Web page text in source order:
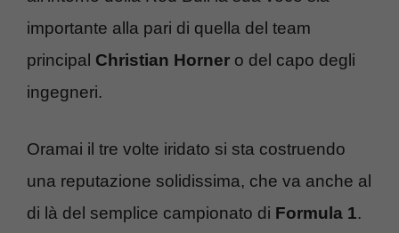
importante alla pari di quella del team
principal Christian Horner o del capo degli
ingegneri.
Oramai il tre volte iridato si sta costruendo
una reputazione solidissima, che va anche al
di là del semplice campionato di Formula 1.